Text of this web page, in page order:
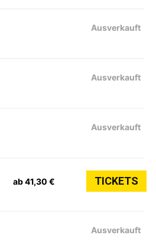
Ausverkauft
Ausverkauft
Ausverkauft
ab 41,30 € TICKETS
Ausverkauft